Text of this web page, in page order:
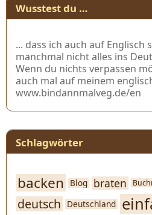
Wusstest du …
... dass ich auch auf Englisch
manchmal nicht alles ins
Wenn du nichts verpassen
auch mal auf meinem
www.bindannmalveg.de/en
Schlagwörter
backen Blog braten
deutsch Deutschland